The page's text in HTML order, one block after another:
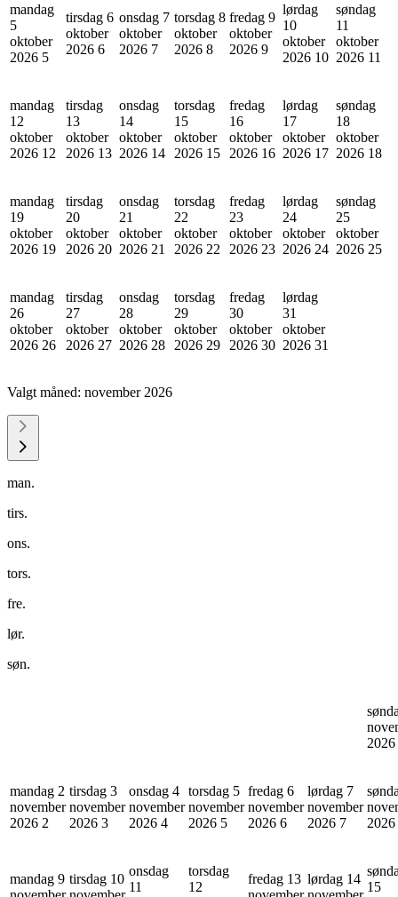
mandag
5
oktober
2026 5
tirsdag 6
oktober
2026 6
onsdag 7
oktober
2026 7
torsdag 8
oktober
2026 8
fredag 9
oktober
2026 9
lørdag
10
oktober
2026 10
søndag
11
oktober
2026 11
mandag
12
oktober
2026 12
tirsdag
13
oktober
2026 13
onsdag
14
oktober
2026 14
torsdag
15
oktober
2026 15
fredag
16
oktober
2026 16
lørdag
17
oktober
2026 17
søndag
18
oktober
2026 18
mandag
19
oktober
2026 19
tirsdag
20
oktober
2026 20
onsdag
21
oktober
2026 21
torsdag
22
oktober
2026 22
fredag
23
oktober
2026 23
lørdag
24
oktober
2026 24
søndag
25
oktober
2026 25
mandag
26
oktober
2026 26
tirsdag
27
oktober
2026 27
onsdag
28
oktober
2026 28
torsdag
29
oktober
2026 29
fredag
30
oktober
2026 30
lørdag
31
oktober
2026 31
Valgt måned: november 2026
man.
tirs.
ons.
tors.
fre.
lør.
søn.
2026
mandag 2
november
2026 2
tirsdag 3
november
2026 3
onsdag 4
november
2026 4
torsdag 5
november
2026 5
fredag 6
november
2026 6
lørdag 7
november
2026 7
2026
mandag 9 tirsdag 10
onsdag
11
torsdag
12
fredag 13 lørdag 14
15